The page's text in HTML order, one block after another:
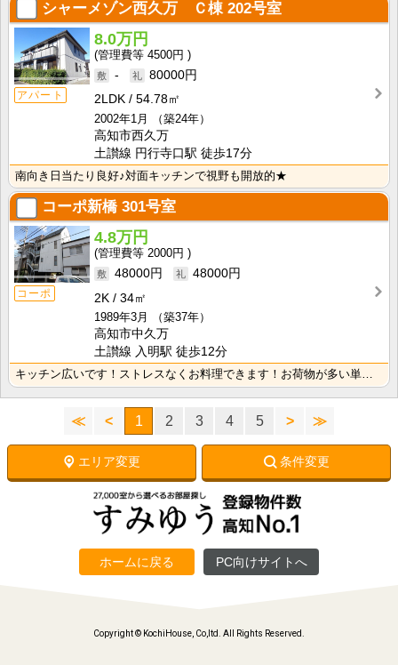
シャーメゾン西久万 Ｃ棟 202号室
アパート
8.0万円
4500円
-
80000円
2LDK
54.78㎡
2002年1月
（築24年）
高知市西久万
土讃線 円行寺口駅 徒歩17分
南向き日当たり良好♪対面キッチンで視野も開放的★
コーポ新橋301号室
コーポ
4.8万円
2000円
48000円
48000円
2K
34㎡
1989年3月
（築37年）
高知市中久万
土讃線 入明駅 徒歩12分
キッチン広いです！ストレスなくお料理できます！お荷物が多い単身者の方にもオススメの2Ｋタイプのお部屋･･･
≪ < 1 2 3 4 5 > ≫
エリア変更 条件変更
ホームに戻る PC向けサイトへ
Copyright © KochiHouse, Co,ltd. All Rights Reserved.